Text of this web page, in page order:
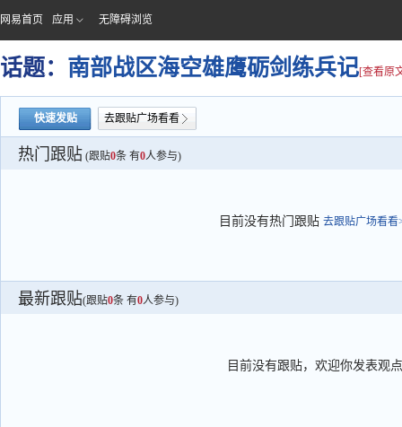
网易首页 应用 无障碍浏览
话题： 南部战区海空雄鹰砺剑练兵记[查看原
快速发贴 去跟贴广场看看
热门跟贴 (跟贴0条 有0人参与)
目前没有热门跟贴 去跟贴广场看看
最新跟贴(跟贴0条 有0人参与)
目前没有跟贴，欢迎你发表观点